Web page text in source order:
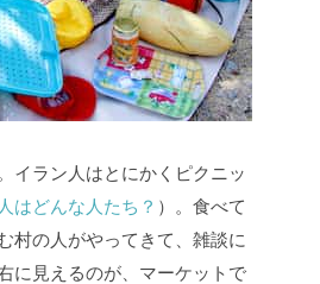
イラン人はとにかくピクニッ
はどんな人たち？ ）。食べて
村の人がやってきて、雑談に
に見えるのが、マーケットで